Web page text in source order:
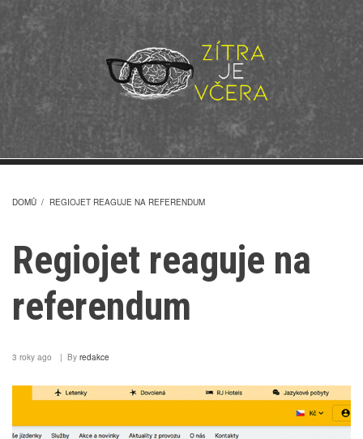
hlavnímu
NAVIGACE
DOMŮ / REGIOJET REAGUJE NA REFERENDUM
Regiojet reaguje na
referendum
3 roky ago By redakce